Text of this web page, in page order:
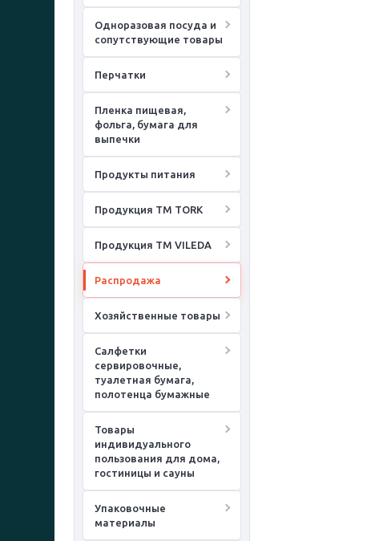
Одноразовая посуда и
сопутствующие товары
Перчатки
Пленка пищевая,
фольга, бумага для
выпечки
Продукты питания
Продукция ТМ TORK
Продукция ТМ VILEDA
Распродажа
Хозяйственные товары
Салфетки
сервировочные,
туалетная бумага,
полотенца бумажные
Товары
индивидуального
пользования для дома,
гостиницы и сауны
Упаковочные
материалы